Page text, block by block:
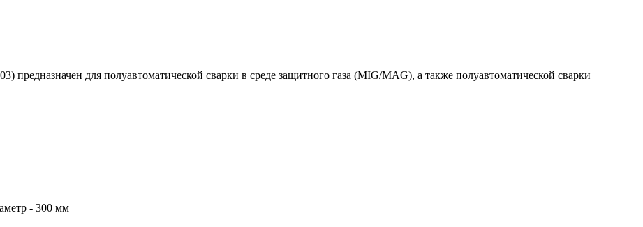
для полуавтоматической сварки в среде защитного газа (MIG/MAG), а также полуавтоматической сварки
- 300 мм